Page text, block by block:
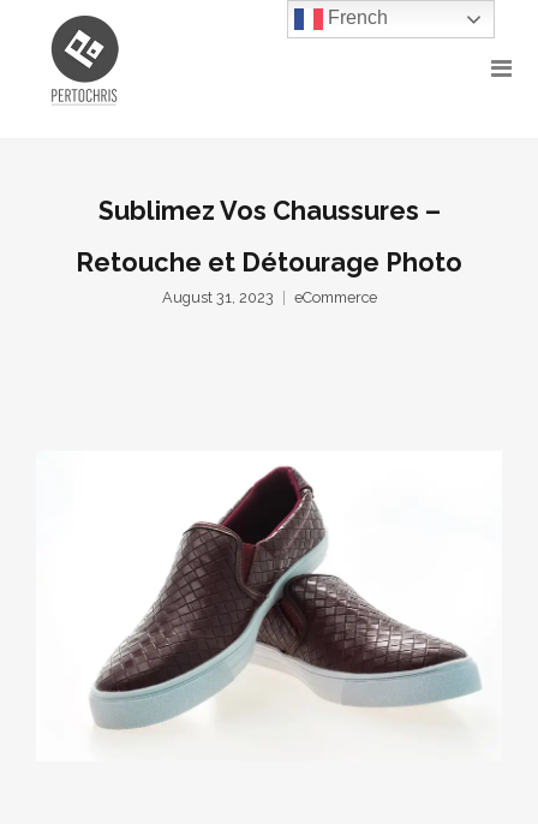
Sublimez Vos Chaussures –
Retouche et Détourage Photo
August 31, 2023 eCommerce
French